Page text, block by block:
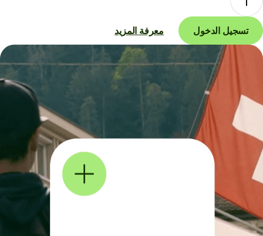
تسجيل الدخول معرفة المزيد